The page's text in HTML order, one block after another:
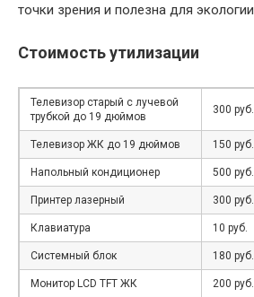
точки зрения и полезна для экологии.
Стоимость утилизации
Телевизор старый с лучевой
трубкой до 19 дюймов
300 руб.
Телевизор ЖК до 19 дюймов 150 руб.
Напольный кондиционер 500 руб.
Принтер лазерный 300 руб.
Клавиатура 10 руб.
Системный блок 180 руб.
Монитор LCD TFT ЖК 200 руб.